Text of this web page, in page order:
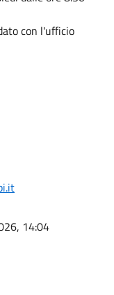
con l'ufficio
14:04